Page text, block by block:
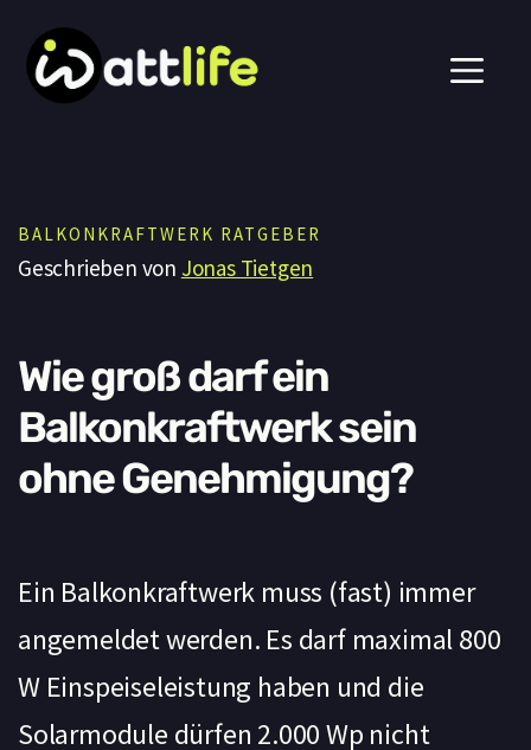
Inhalt
springen
BALKONKRAFTWERK RATGEBER
Geschrieben von Jonas Tietgen
Wie groß darf ein
Balkonkraftwerk sein
ohne Genehmigung?
Ein Balkonkraftwerk muss (fast) immer
angemeldet werden. Es darf maximal 800
W Einspeiseleistung haben und die
Solarmodule dürfen 2.000 Wp nicht